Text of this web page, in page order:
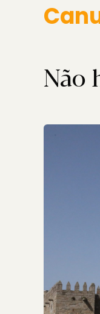
Não